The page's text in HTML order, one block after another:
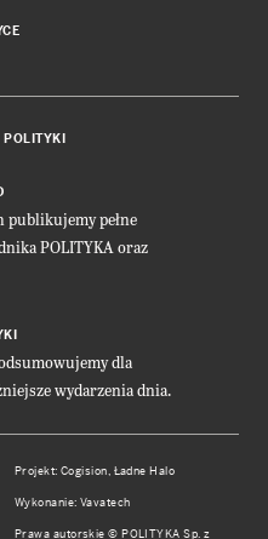
POLITYKI
publikujemy pełne
POLITYKA oraz
dla
wydarzenia dnia.
Projekt:Cogision, Ładne Halo
Wykonanie: Vavatech
Prawa autorskie © POLITYKA Sp. z